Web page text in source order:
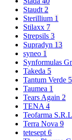
Staudt2
Sterillium 1
Stilaxx 7
Strepsils 3
Supradyn 13
syneo 1
Synformulas
Takeda 5
Tantum Verde 5
Taumea 1
Tears Again 2
TENA4
Teofarma
Terra Nova 9
tetesept6